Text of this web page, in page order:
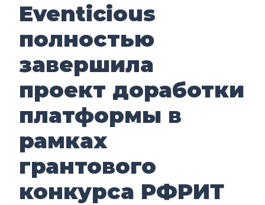
Eventicious
полностью
завершила
проект доработки
платформы в
рамках
грантового
конкурса РФРИТ